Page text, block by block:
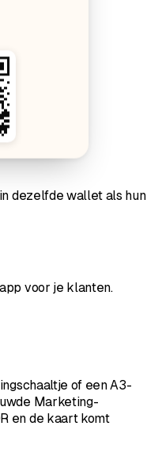
dezelfde wallet als hun
voor je klanten.
of een A3-
Marketing-
en de kaart komt